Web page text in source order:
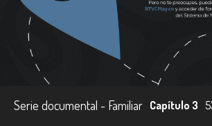
Serie documental - Familiar Capítulo 3